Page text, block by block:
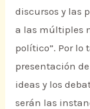
discursos y las
a las múltiples
político”. Por lo
presentación
ideas y los
serán las